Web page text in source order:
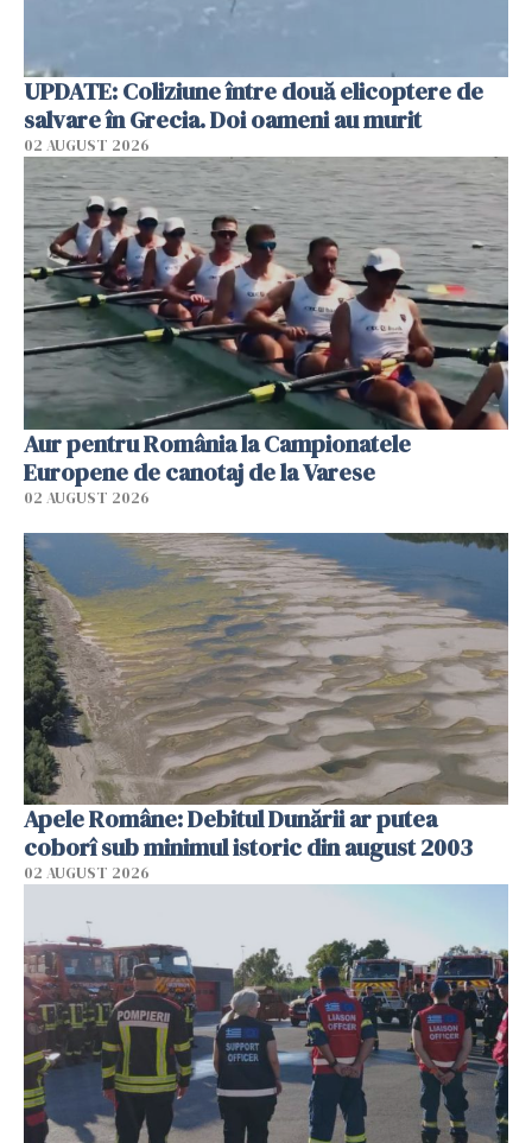
UPDATE: Coliziune între două elicoptere de
salvare în Grecia. Doi oameni au murit
02 AUGUST 2026
Aur pentru România la Campionatele
Europene de canotaj de la Varese
02 AUGUST 2026
Apele Române: Debitul Dunării ar putea
coborî sub minimul istoric din august 2003
02 AUGUST 2026